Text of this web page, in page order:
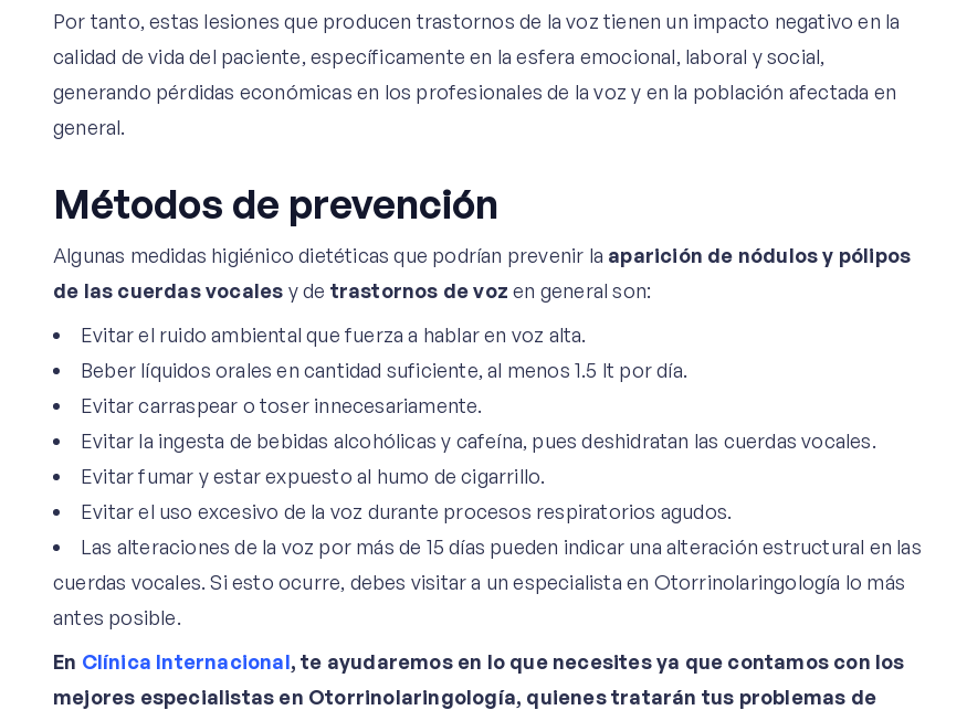
Por tanto, estas lesiones que producen trastornos de la voz tienen un impacto negativo en la
calidad de vida del paciente, específicamente en la esfera emocional, laboral y social,
generando pérdidas económicas en los profesionales de la voz y en la población afectada en
general.
Métodos de prevención
Algunas medidas higiénico dietéticas que podrían prevenir la aparición de nódulos y pólipos
de las cuerdas vocales y de trastornos de voz en general son:
Evitar el ruido ambiental que fuerza a hablar en voz alta.
Beber líquidos orales en cantidad suficiente, al menos 1.5 lt por día.
Evitar carraspear o toser innecesariamente.
Evitar la ingesta de bebidas alcohólicas y cafeína, pues deshidratan las cuerdas vocales.
Evitar fumar y estar expuesto al humo de cigarrillo.
Evitar el uso excesivo de la voz durante procesos respiratorios agudos.
Las alteraciones de la voz por más de 15 días pueden indicar una alteración estructural en las
cuerdas vocales. Si esto ocurre, debes visitar a un especialista en Otorrinolaringología lo más
antes posible.
En Clínica Internacional, te ayudaremos en lo que necesites ya que contamos con los
mejores especialistas en Otorrinolaringología, quienes tratarán tus problemas de